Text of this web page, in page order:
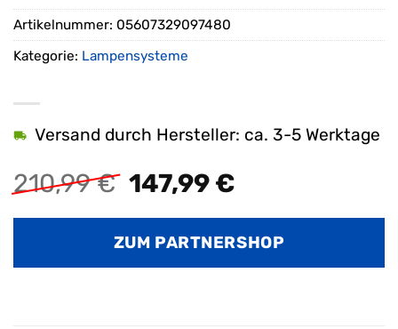
210,99€ Ursprünglicher
war:
210,99 €
147,99 €Aktueller
ist:
147,99 €.
Versand durch Hersteller: ca. 3-5 Werktage
ZUM PARTNERSHOP
Artikelnummer: 05607329097480
Kategorie: Lampensysteme